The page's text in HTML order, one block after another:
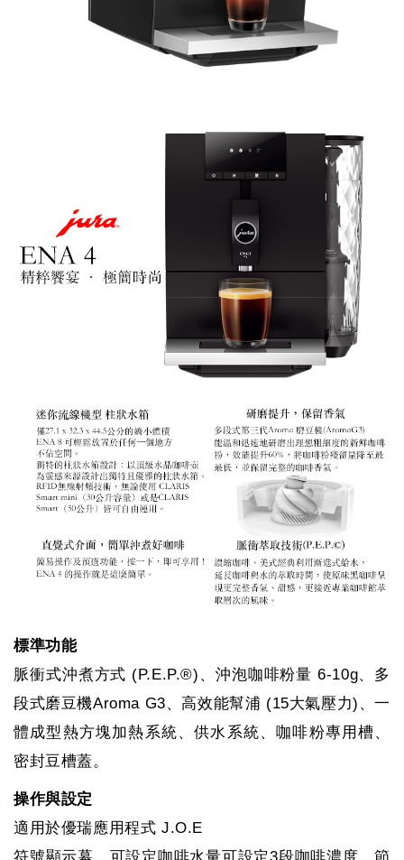
標準功能
脈衝式沖煮方式 (P.E.P.®)、沖泡咖啡粉量 6-10g、多
段式磨豆機Aroma G3、高效能幫浦 (15大氣壓力)、一
體成型熱方塊加熱系統、供水系統、咖啡粉專用槽、
密封豆槽蓋。
操作與設定
適用於優瑞應用程式 J.O.E